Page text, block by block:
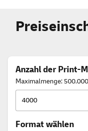
Anzahl der Print-
Maximalmenge:
Format wählen